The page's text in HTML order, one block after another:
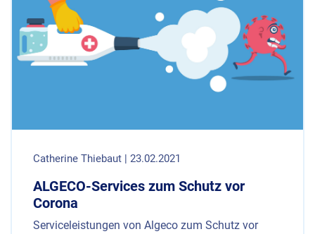
Catherine Thiebaut | 23.02.2021
ALGECO-Services zum Schutz vor
Corona
Serviceleistungen von Algeco zum Schutz vor